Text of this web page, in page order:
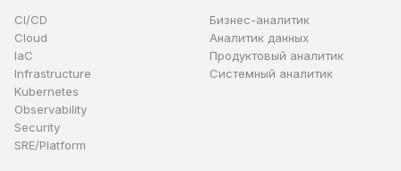
CI/CD
Cloud
IaC
Infrastructure
Kubernetes
Observability
Security
SRE/Platform
Бизнес-аналитик
Аналитик данных
Продуктовый аналитик
Системный аналитик